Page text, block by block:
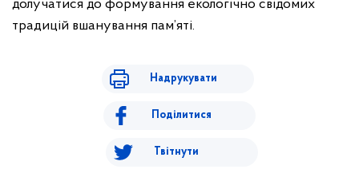
долучатися до формування екологічно свідомих
традицій вшанування пам’яті.
Надрукувати
Поділитися
Твітнути